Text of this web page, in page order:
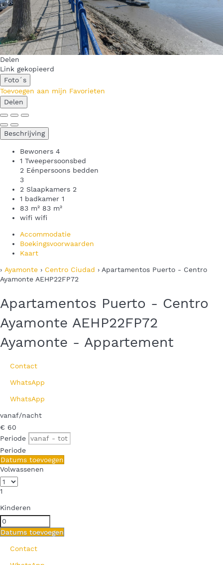
Delen
Link gekopieerd
Foto´s
Toevoegen aan mijn Favorieten
Delen
Beschrijving
Bewoners 4
1 Tweepersoonsbed
2 Eénpersoons bedden
3
2 Slaapkamers 2
1 badkamer 1
83 m² 83 m²
wifi wifi
Accommodatie
Boekingsvoorwaarden
Kaart
› Ayamonte › Centro Ciudad › Apartamentos Puerto - Centro
Ayamonte AEHP22FP72
Apartamentos Puerto - Centro
Ayamonte AEHP22FP72
Ayamonte - Appartement
Contact
WhatsApp
WhatsApp
vanaf/nacht
€ 60
Periode
Periode
Datums toevoegen
Volwassenen
1
Kinderen
Datums toevoegen
Contact